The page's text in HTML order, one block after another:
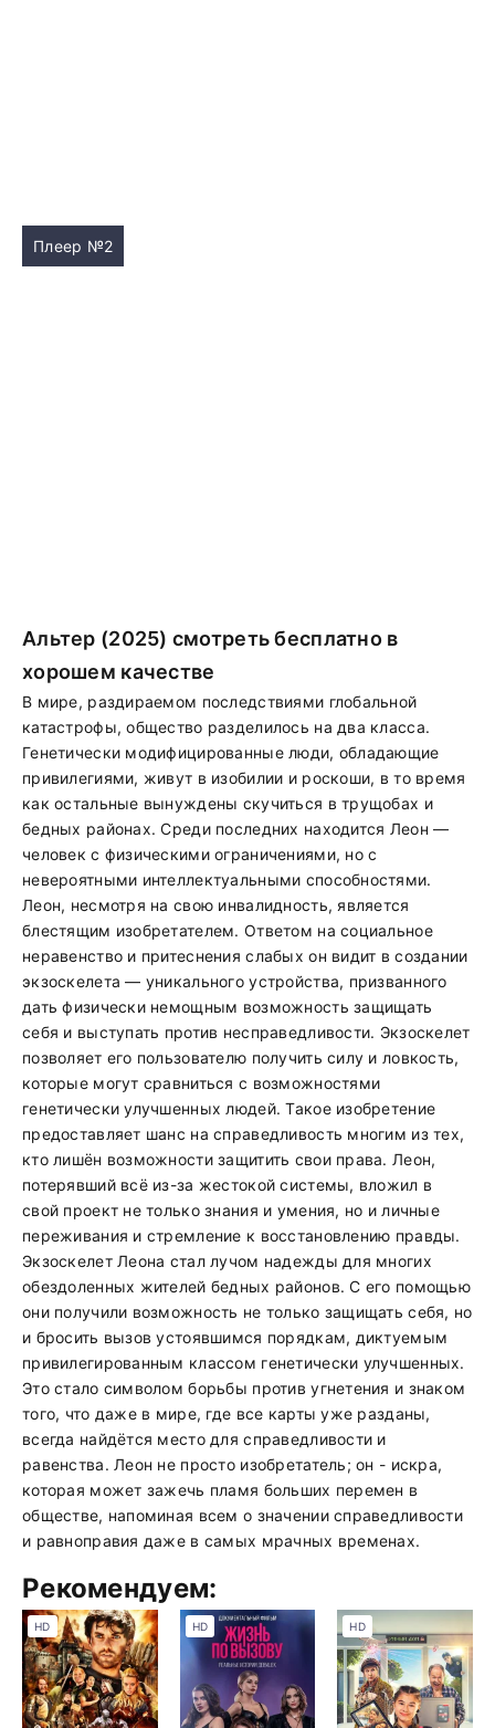
Плеер №2
Альтер (2025) смотреть бесплатно в
хорошем качестве
В мире, раздираемом последствиями глобальной
катастрофы, общество разделилось на два класса.
Генетически модифицированные люди, обладающие
привилегиями, живут в изобилии и роскоши, в то время
как остальные вынуждены скучиться в трущобах и
бедных районах. Среди последних находится Леон —
человек с физическими ограничениями, но с
невероятными интеллектуальными способностями.
Леон, несмотря на свою инвалидность, является
блестящим изобретателем. Ответом на социальное
неравенство и притеснения слабых он видит в создании
экзоскелета — уникального устройства, призванного
дать физически немощным возможность защищать
себя и выступать против несправедливости. Экзоскелет
позволяет его пользователю получить силу и ловкость,
которые могут сравниться с возможностями
генетически улучшенных людей. Такое изобретение
предоставляет шанс на справедливость многим из тех,
кто лишён возможности защитить свои права. Леон,
потерявший всё из-за жестокой системы, вложил в
свой проект не только знания и умения, но и личные
переживания и стремление к восстановлению правды.
Экзоскелет Леона стал лучом надежды для многих
обездоленных жителей бедных районов. С его помощью
они получили возможность не только защищать себя, но
и бросить вызов устоявшимся порядкам, диктуемым
привилегированным классом генетически улучшенных.
Это стало символом борьбы против угнетения и знаком
того, что даже в мире, где все карты уже разданы,
всегда найдётся место для справедливости и
равенства. Леон не просто изобретатель; он - искра,
которая может зажечь пламя больших перемен в
обществе, напоминая всем о значении справедливости
и равноправия даже в самых мрачных временах.
Рекомендуем:
HD HD HD